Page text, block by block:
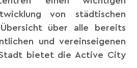
von städtischen
über alle bereits
und vereinseigenen
bietet die Active City